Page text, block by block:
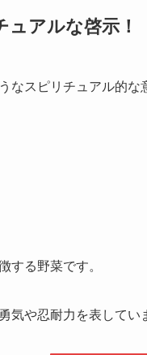
ュアルな啓示
なスピリチュアル的な
する野菜です。
気や忍耐力を表してい